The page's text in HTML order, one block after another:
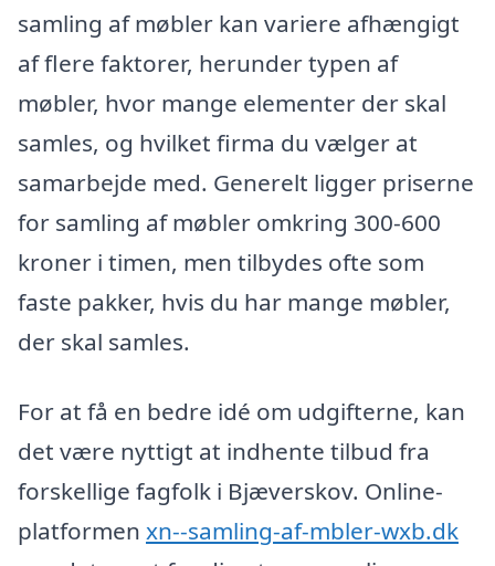
samling af møbler kan variere afhængigt
af flere faktorer, herunder typen af
møbler, hvor mange elementer der skal
samles, og hvilket firma du vælger at
samarbejde med. Generelt ligger priserne
for samling af møbler omkring 300-600
kroner i timen, men tilbydes ofte som
faste pakker, hvis du har mange møbler,
der skal samles.
For at få en bedre idé om udgifterne, kan
det være nyttigt at indhente tilbud fra
forskellige fagfolk i Bjæverskov. Online-
platformen xn--samling-af-mbler-wxb.dk